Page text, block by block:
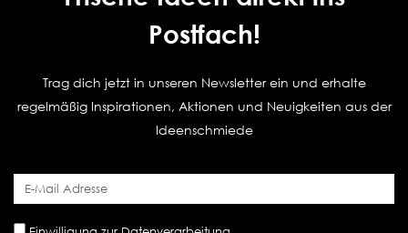
Postfach!
Trag dich jetzt in unseren Newsletter ein und erhalte
regelmäßig Inspirationen, Aktionen und Neuigkeiten aus der
Ideenschmiede